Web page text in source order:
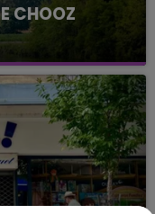
CHOOZ
centrale
Une situation
qui est toujours